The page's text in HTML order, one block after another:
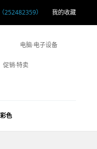
我的收藏
252482359）
电脑·电子设备
促销·特卖
彩色